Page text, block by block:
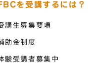
を受講するには？
講生募集要項
助金制度
験受講者募集中